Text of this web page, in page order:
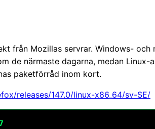
från Mozillas servrar. Windows- och
de närmaste dagarna, medan Linux-
paketförråd inom kort.
releases/147.0/linux-x86_64/sv-SE/